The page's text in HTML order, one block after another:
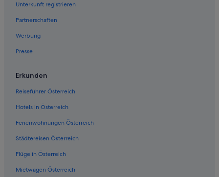
Ferienwohnungen in Liezen
B&B in Liezen
Chalets in Liezen
Cottages in Liezen
Hotels mit Parkplatz in Liezen
Romantische in Liezen
Liezen Hotels
Hütten in Liezen
Hütten in Liezen
Unterkunft registrieren
Partnerschaften
Werbung
Presse
Erkunden
Reiseführer Österreich
Hotels in Österreich
Ferienwohnungen Österreich
Städtereisen Österreich
Flüge in Österreich
Mietwagen Österreich